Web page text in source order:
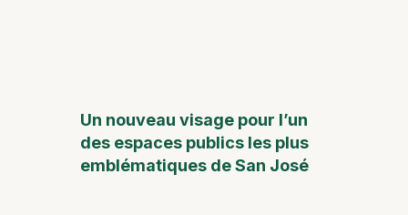
Un nouveau visage pour l’un
des espaces publics les plus
emblématiques de San José